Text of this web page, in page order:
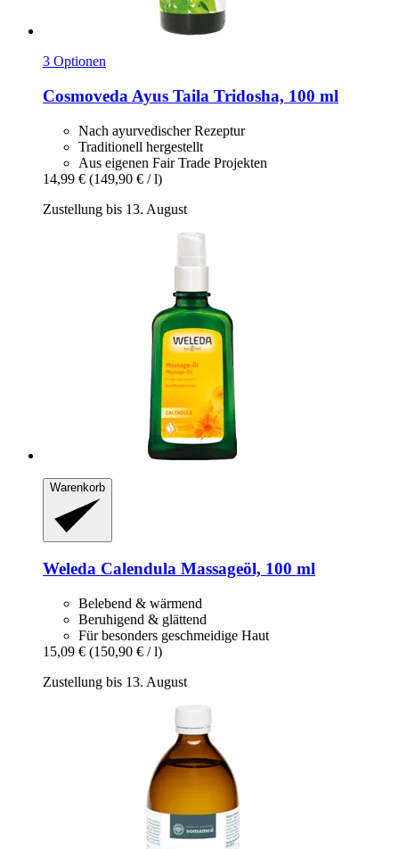
3 Optionen
Cosmoveda Ayus Taila Tridosha, 100 ml
Nach ayurvedischer Rezeptur
Traditionell hergestellt
Aus eigenen Fair Trade Projekten
14,99 € (149,90 € / l)
Zustellung bis 13. August
Warenkorb
Weleda Calendula Massageöl, 100 ml
Belebend & wärmend
Beruhigend & glättend
Für besonders geschmeidige Haut
15,09 € (150,90 € / l)
Zustellung bis 13. August